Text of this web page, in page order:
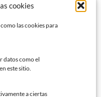
cookies
las cookies para
datos como el
este sitio.
a ciertas